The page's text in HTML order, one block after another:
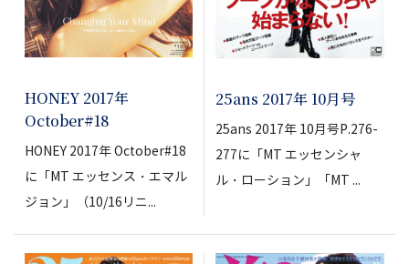
HONEY 2017年
October#18
HONEY 2017年 October#18
に「MT エッセンス・エマル
ジョン」（10/16リニ...
25ans 2017年 10月号
25ans 2017年 10月号P.276-
277に「MT エッセンシャ
ル・ローション」「MT ...